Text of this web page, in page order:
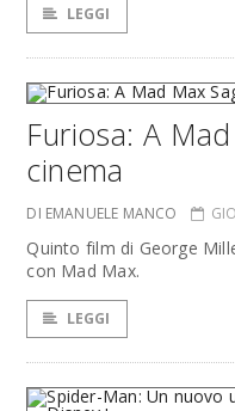
LEGGI
Furiosa: A
cinema
DI EMANUELE MANCO
Quinto film di George
con Mad Max.
LEGGI